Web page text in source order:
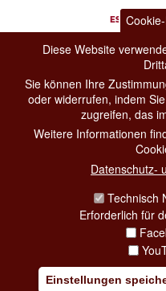
Diese Website
Sie können Ihre
oder widerrufen, indem
zugreifen, das
Weitere Informationen
Datenschutz-
Technisch
Erforderlich für
Einstellungen